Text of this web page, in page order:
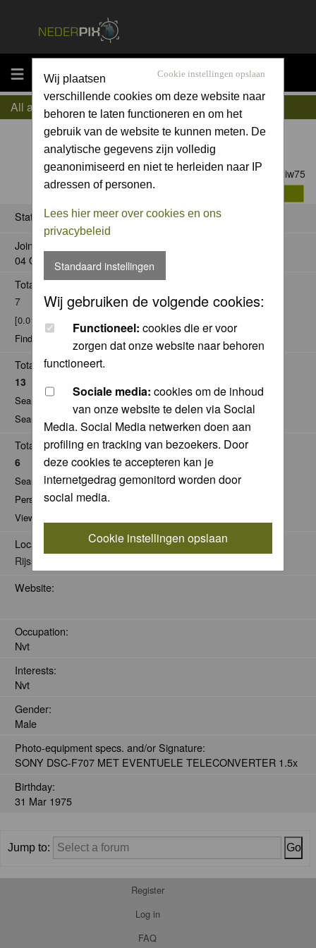
MENU Cookie instellingen opslaan
Wij plaatsen
verschillende cookies om deze website naar
behoren te laten functioneren en om het
gebruik van de website te kunnen meten. De
analytische gegevens zijn volledig
geanonimiseerd en niet te herleiden naar IP
adressen of personen.
Lees hier meer over cookies en ons
privacybeleid
Standaard instellingen
Wij gebruiken de volgende cookies:
Functioneel: cookies die er voor
zorgen dat onze website naar behoren
functioneert.
Sociale media: cookies om de inhoud
van onze website te delen via Social
Media. Social Media netwerken doen aan
profiling en tracking van bezoekers. Door
deze cookies te accepteren kan je
internetgedrag gemonitord worden door
social media.
Cookie instellingen opslaan
All about okliw75
Contact okliw75
Status
Joined:
04 Oct 2015
Total posts:
7
[0.01% of total / 0.00 posts per day]
Find all posts by okliw75
Total Comments:
13
Search for comments by this user
Search for all nominations given by this user
Total Pics:
6
Search for pics made by okliw75
Personal Gallery of okliw75
View comments on pics of okliw75
Location:
Rijssen
Website:
Occupation:
Nvt
Interests:
Nvt
Gender:
Male
Photo-equipment specs. and/or Signature:
SONY DSC-F707 MET EVENTUELE TELECONVERTER 1.5x
Birthday:
31 Mar 1975
Jump to:
Register
Log in
FAQ